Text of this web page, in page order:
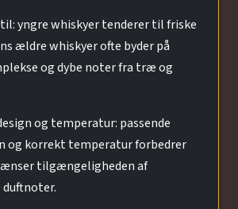
yngre whiskyer tenderer til friske
ældre whiskyer ofte byder på
og dybe noter fra træ og
og temperatur: passende
og korrekt temperatur forbedrer
tilgængeligheden af